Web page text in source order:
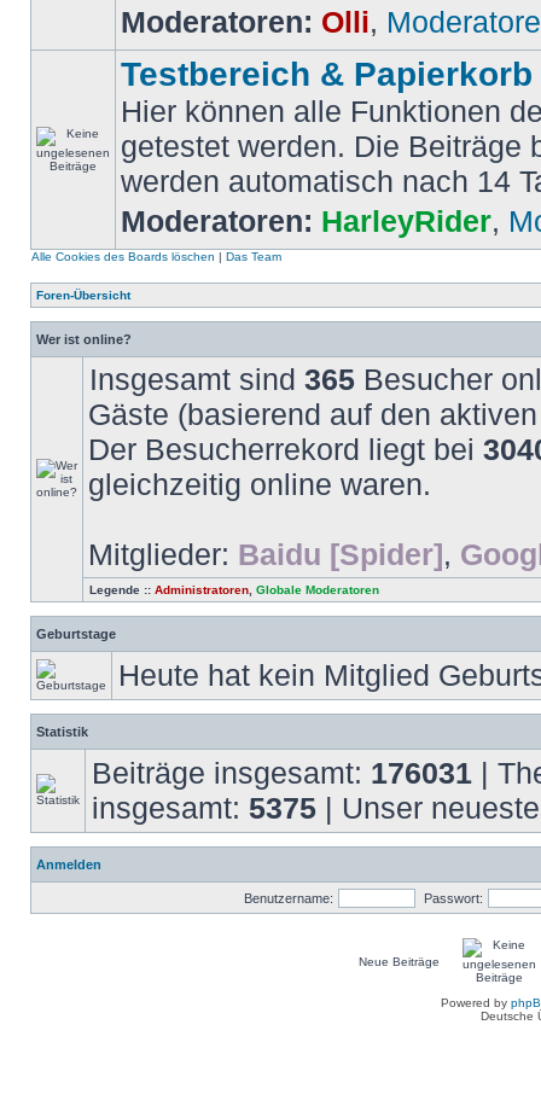
Moderatoren: Olli,
Testbereich & Papierkorb
Hier können alle Funktionen
getestet werden. Die Beiträge
werden automatisch nach 14
Moderatoren: HarleyRider,
Alle Cookies des Boards löschen | Das Team
Foren-Übersicht
Wer ist online?
Insgesamt sind 365 Besucher
Gäste (basierend auf den
Der Besucherrekord liegt bei
gleichzeitig online waren.
Mitglieder: Baidu [Spider],
Legende :: Administratoren Globale Moderatoren
Geburtstage
Heute hat kein Mitglied
Statistik
Beiträge insgesamt: 176031 |
insgesamt: 5375 | Unser
Anmelden
Benutzername: Passwort:
Neue Beiträge
Powered by
Deutsche